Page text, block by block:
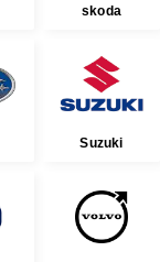
skoda
Suzuki